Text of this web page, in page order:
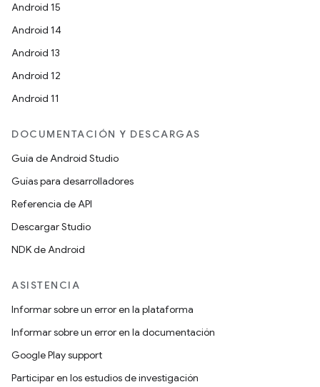
Android 15
Android 14
Android 13
Android 12
Android 11
DOCUMENTACIÓN Y DESCARGAS
Guía de Android Studio
Guías para desarrolladores
Referencia de API
Descargar Studio
NDK de Android
ASISTENCIA
Informar sobre un error en la plataforma
Informar sobre un error en la documentación
Google Play support
Participar en los estudios de investigación